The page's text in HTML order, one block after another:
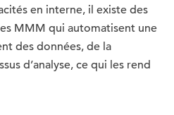
en interne, il existe des
MMM qui automatisent une
des données, de la
d’analyse, ce qui les rend